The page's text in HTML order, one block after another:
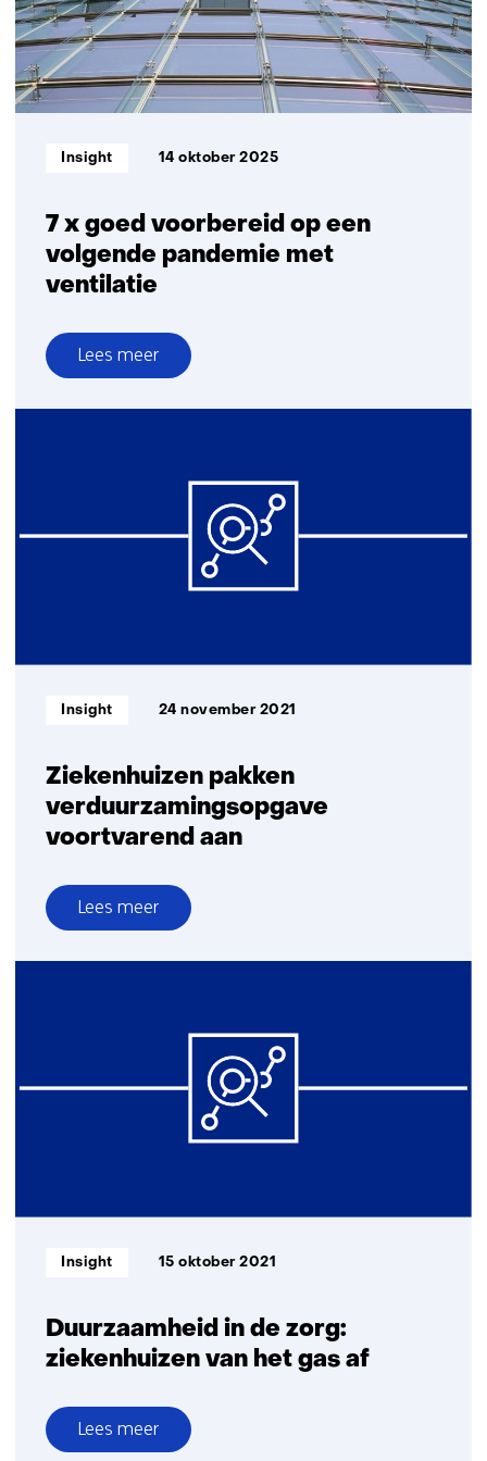
data
naar
bouwen
voor
7 x goed voorbereid op een
volgende pandemie met
ventilatie
Informatietype:
Insight 14 oktober 2025
Lees meer
over
7
een
Ziekenhuizen pakken
verduurzamingsopgave
voortvarend aan
Informatietype:
Insight 24 november 2021
Lees meer
over
Ziekenhuizen
Duurzaamheid in de zorg:
ziekenhuizen van het gas af
Informatietype:
Insight 15 oktober 2021
Lees meer
over